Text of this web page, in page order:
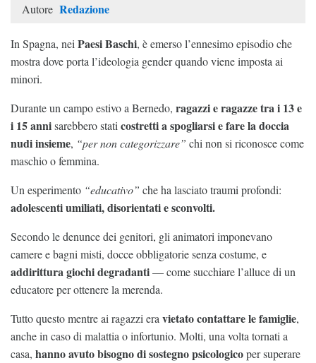
Autore Redazione
In Spagna, nei Paesi Baschi, è emerso l’ennesimo episodio che
mostra dove porta l’ideologia gender quando viene imposta ai
minori.
Durante un campo estivo a Bernedo, ragazzi e ragazze tra i 13 e
i 15 annisarebbero stati costretti a spogliarsi e fare la doccia
nudi insieme, “per non categorizzare” chi non si riconosce come
maschio o femmina.
Un esperimento “educativo” che ha lasciato traumi profondi:
adolescenti umiliati, disorientati e sconvolti.
Secondo le denunce dei genitori, gli animatori imponevano
camere e bagni misti, docce obbligatorie senza costume, e
addirittura giochi degradanti— come succhiare l’alluce di un
educatore per ottenere la merenda.
Tutto questo mentre ai ragazzi era vietato contattare le famiglie,
anche in caso di malattia o infortunio. Molti, una volta tornati a
casa, hanno avuto bisogno di sostegno psicologicoper superare